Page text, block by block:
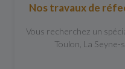
Nos travaux de
Vous recherchez un
Toulon, La Seyne-